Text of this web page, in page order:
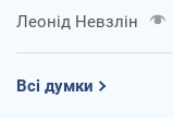
Леонід Невзлін
Всі думки